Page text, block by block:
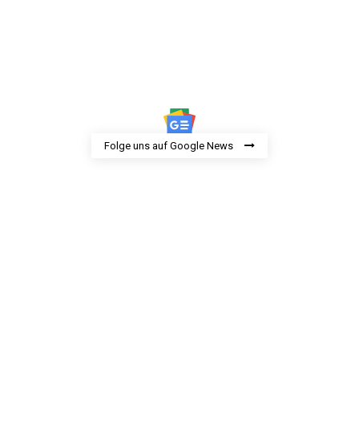
Folge uns auf Google News